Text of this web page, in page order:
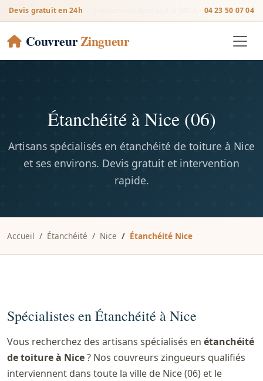
Devis gratuit en 24h 04 23 50 07 04
CouvreurZingueur
Étanchéité à Nice (06)
Artisans spécialisés en étanchéité de toiture à Nice
et ses environs. Devis gratuit et intervention
rapide.
Accueil Étanchéité Nice Étanchéité Nice
Spécialistes en Étanchéité à Nice
Vous recherchez des artisans spécialisés en étanchéité
de toiture à Nice? Nos couvreurs zingueurs qualifiés
interviennent dans toute la ville de Nice (06) et le